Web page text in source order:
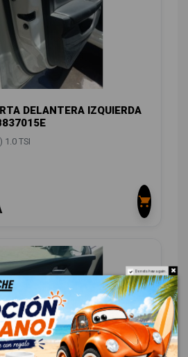
DELANTERA IZQUIERDA
1.0 TSI
Do not show again.